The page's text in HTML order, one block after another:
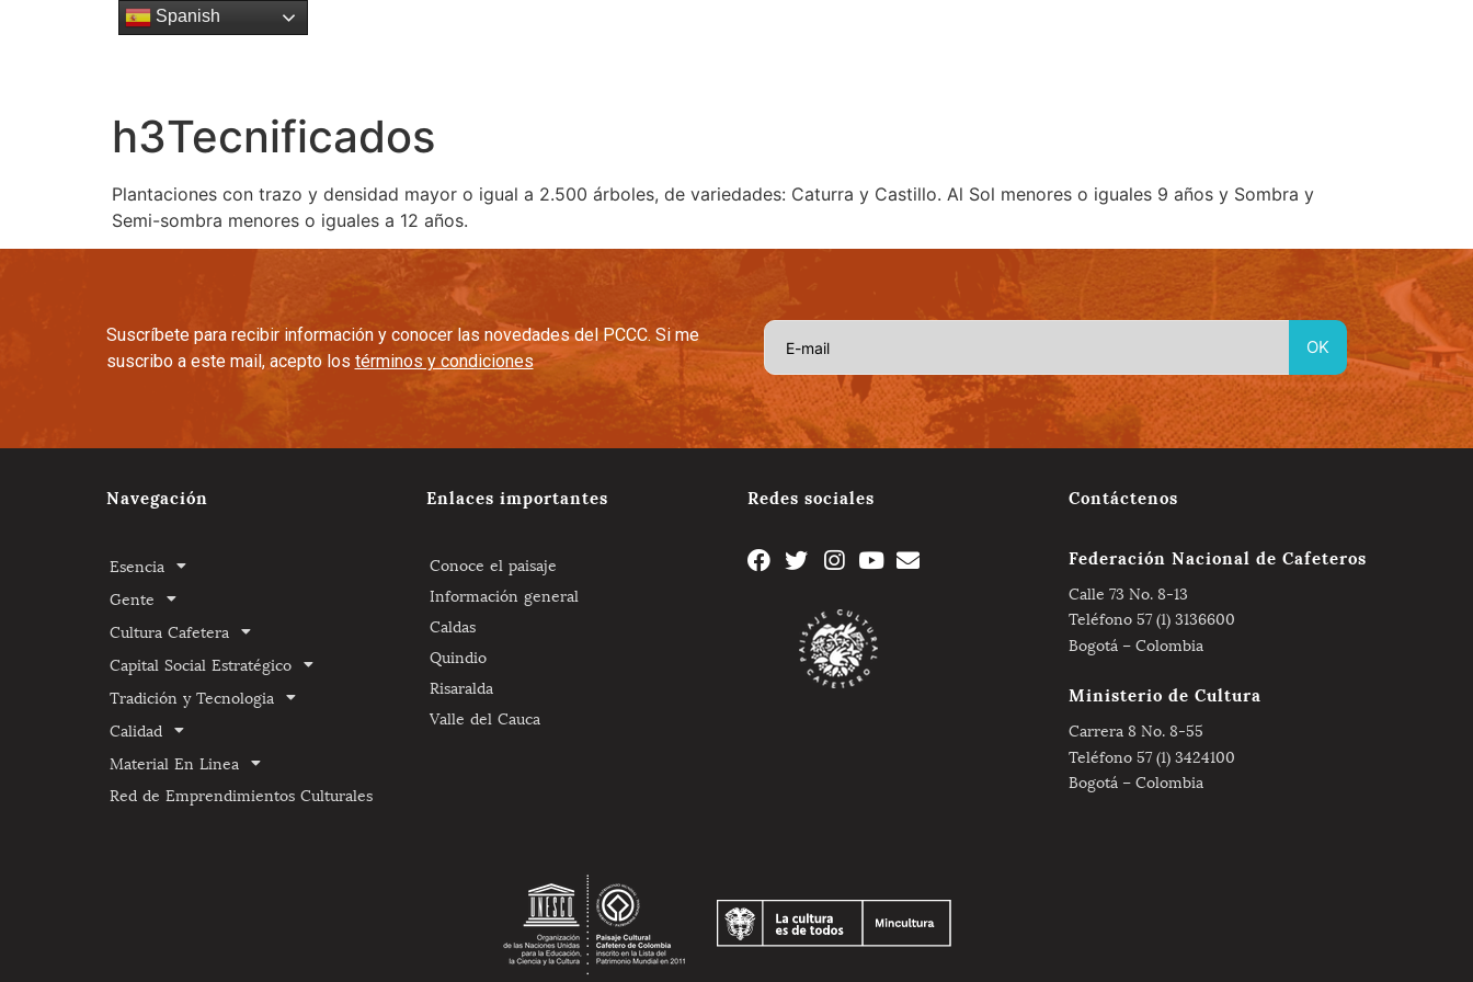
h3Tecnificados
Plantaciones con trazo y densidad mayor o igual a 2.500 árboles, de variedades: Caturra y Castillo. Al Sol menores o iguales 9 años y Sombra y
Semi-sombra menores o iguales a 12 años.
Suscríbete para recibir información y conocer las novedades del PCCC. Si me
suscribo a este mail, acepto los términos y condiciones
Navegación
Esencia
Gente
Cultura Cafetera
Capital Social Estratégico
Tradición y Tecnologia
Calidad
Material En Linea
Red de Emprendimientos Culturales
Enlaces importantes
Conoce el paisaje
Información general
Caldas
Quindio
Risaralda
Valle del Cauca
Redes sociales Contáctenos
Federación Nacional de Cafeteros
Calle 73 No. 8-13
Teléfono 57 (1) 3136600
Bogotá – Colombia
Ministerio de Cultura
Carrera 8 No. 8-55
Teléfono 57 (1) 3424100
Bogotá – Colombia
Spanish